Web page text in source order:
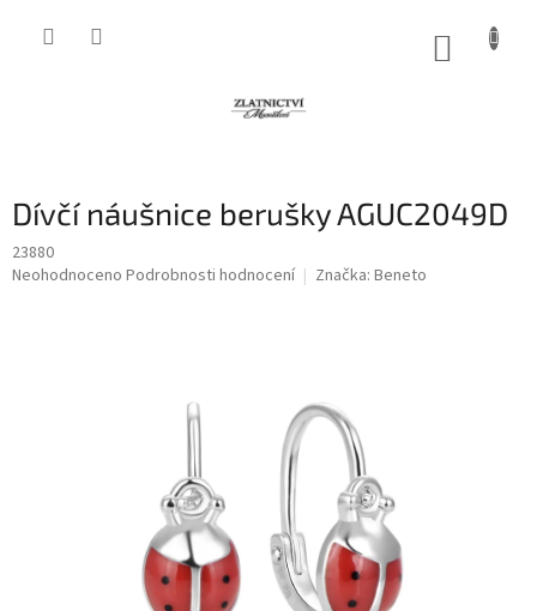
Dívčí náušnice berušky AGUC2049D
23880
Průměrné
Neohodnoceno Podrobnosti hodnocení Značka: Beneto